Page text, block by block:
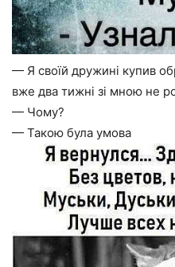
— Я своїй дружині купив
вже два тижні зі мною не
— Чому?
— Такою була умова